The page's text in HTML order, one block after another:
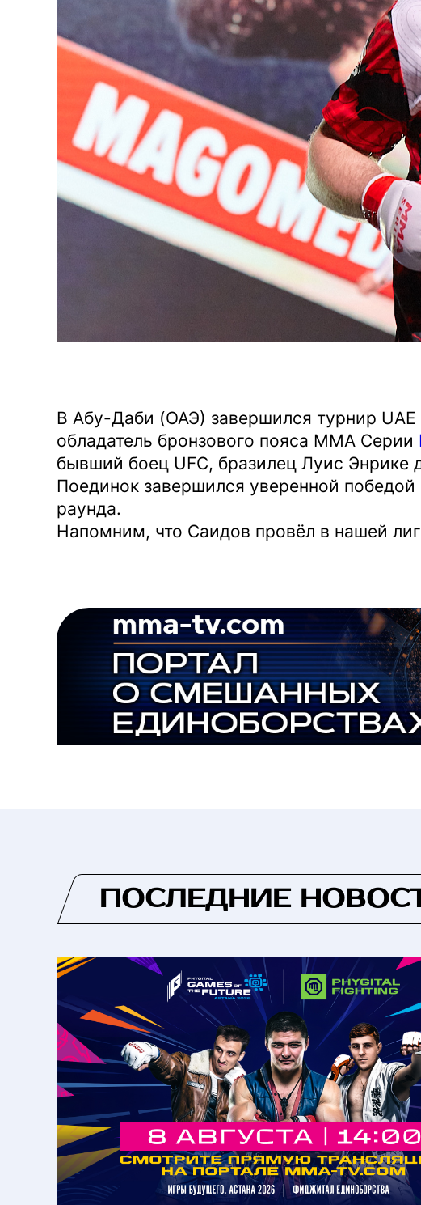
В Абу-Даби (ОАЭ) завершился турнир
обладатель бронзового пояса ММА Серии
бывший боец UFC, бразилец Луис Энрике
Поединок завершился уверенной
раунда.
Напомним, что Саидов провёл в нашей
ПОСЛЕДНИЕ